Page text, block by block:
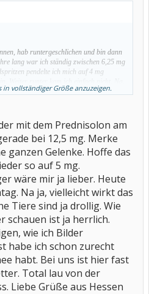
hab runtergeschlichen und bin dann
lang war ich ständig zwischen 6,25 mg
pendelte ich mich auf 4 mg
Du ja.
Göga lacht darüber nur
innig.
Sippe, u.a. Maxl mit mir in unserer
in vollständiger Größe anzuzeigen.
mit dem Prednisolon am
bei 12,5 mg. Merke
ganzen Gelenke. Hoffe das
so auf 5 mg.
wäre mir ja lieber. Heute
Na ja, vielleicht wirkt das
Tiere sind ja drollig. Wie
schauen ist ja herrlich.
wie ich Bilder
habe ich schon zurecht
habt. Bei uns ist hier fast
Total lau von der
Liebe Grüße aus Hessen